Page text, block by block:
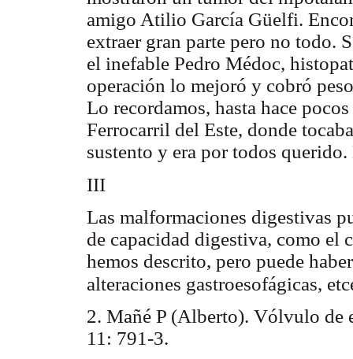
amigo Atilio García Güelfi.
extraer gran parte pero no todo.
el inefable Pedro Médoc,
operación lo mejoró y cobró
Lo recordamos, hasta hace
Ferrocarril del Este, donde
sustento y era por todos
III
Las malformaciones digestivas
de capacidad digestiva, como el
hemos descrito, pero puede
alteraciones gastroesofágicas,
2. Mañé P (Alberto). Vólvulo de
11: 791-3.